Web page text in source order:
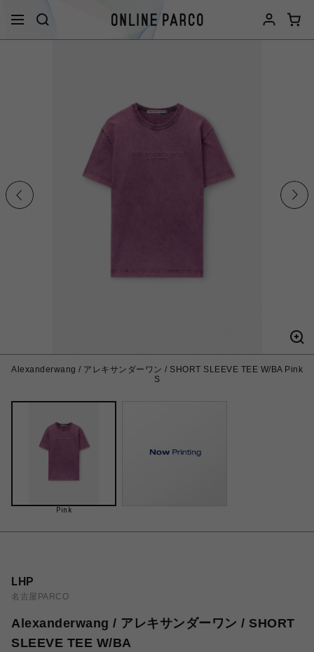
Alexanderwang / アレキサンダーワン / SHORT SLEEVE TEE W/BA Pink
S
Pink
LHP
名古屋PARCO
Alexanderwang / アレキサンダーワン / SHORT
SLEEVE TEE W/BA